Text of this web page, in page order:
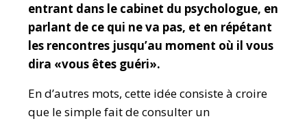
entrant dans le cabinet du psychologue, en
parlant de ce qui ne va pas, et en répétant
les rencontres jusqu’au moment où il vous
dira «vous êtes guéri».
En d’autres mots, cette idée consiste à croire
que le simple fait de consulter un